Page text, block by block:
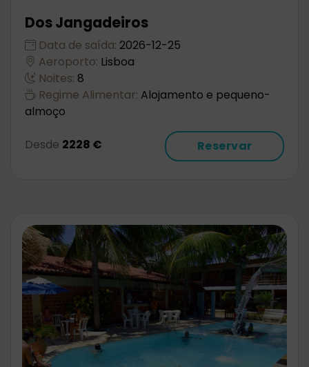
Dos Jangadeiros
Data de saída: 2026-12-25
Aeroporto: Lisboa
Noites: 8
Regime Alimentar: Alojamento e pequeno-
almoço
Desde 2228 € Reservar